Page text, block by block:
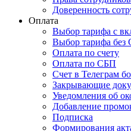
Доверенность
Оплата
Выбор тарифа с
Выбор тарифа
Оплата по счету
Оплата по СБП
Счет в Телеграм
Закрывающие
Уведомления об
Добавление
Подписка
Формирования